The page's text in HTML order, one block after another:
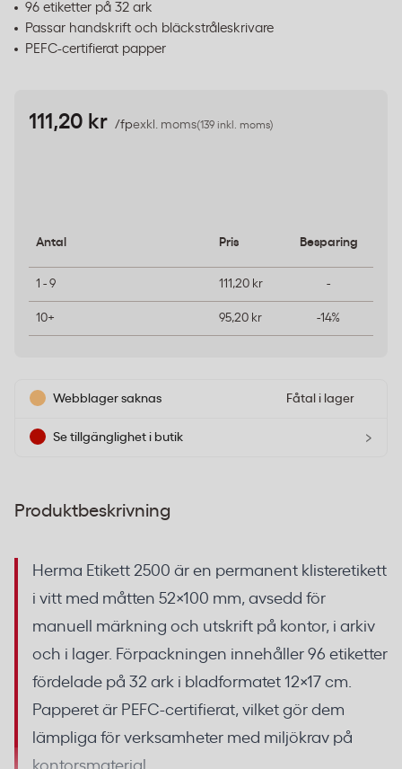
96 etiketter på 32 ark
Passar handskrift och bläckstråleskrivare
PEFC-certifierat papper
111,20 kr /fpexkl. moms(139 inkl. moms)
Antal Pris Besparing
1 - 9 111,20 kr -
10+ 95,20 kr -14%
Webblager saknas Fåtal i lager
Se tillgänglighet i butik ›
Produktbeskrivning
Herma Etikett 2500 är en permanent klisteretikett
i vitt med måtten 52×100 mm, avsedd för
manuell märkning och utskrift på kontor, i arkiv
och i lager. Förpackningen innehåller 96 etiketter
fördelade på 32 ark i bladformatet 12×17 cm.
Papperet är PEFC-certifierat, vilket gör dem
lämpliga för verksamheter med miljökrav på